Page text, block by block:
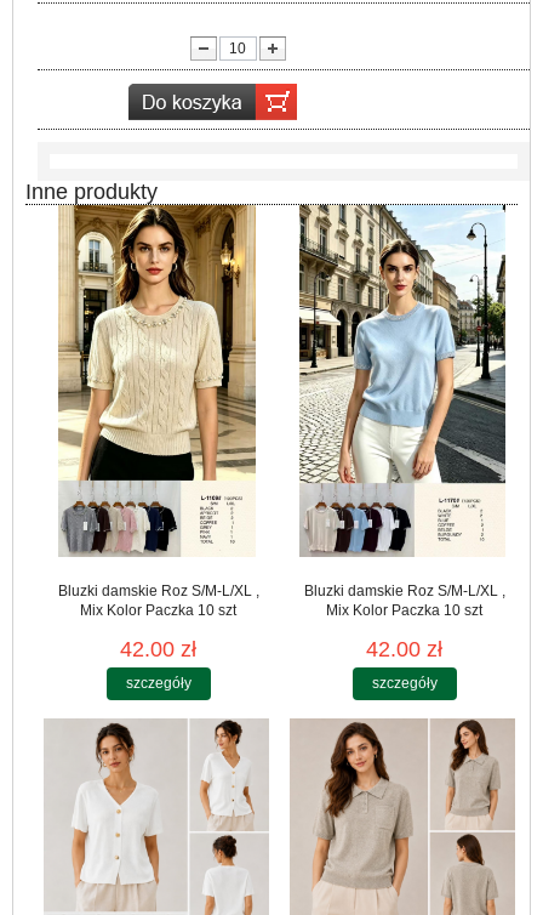
Inne produkty
Bluzki damskie Roz S/M-L/XL ,
Mix Kolor Paczka 10 szt
42.00 zł
szczegóły
Bluzki damskie Roz S/M-L/XL ,
Mix Kolor Paczka 10 szt
42.00 zł
szczegóły